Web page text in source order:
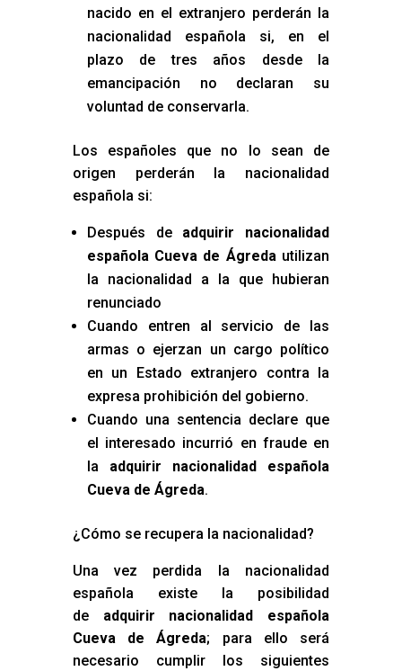
nacido en el extranjero perderán la
nacionalidad española si, en el
plazo de tres años desde la
emancipación no declaran su
voluntad de conservarla.
Los españoles que no lo sean de
origen perderán la nacionalidad
española si:
Después de adquirir nacionalidad
española Cueva de Ágredautilizan
la nacionalidad a la que hubieran
renunciado
Cuando entren al servicio de las
armas o ejerzan un cargo político
en un Estado extranjero contra la
expresa prohibición del gobierno.
Cuando una sentencia declare que
el interesado incurrió en fraude en
la adquirir nacionalidad española
Cueva de Ágreda.
¿Cómo se recupera la nacionalidad?
Una vez perdida la nacionalidad
española existe la posibilidad
de adquirir nacionalidad española
Cueva de Ágreda; para ello será
necesario cumplir los siguientes